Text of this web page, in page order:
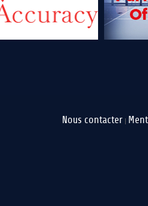
Nous contacter |